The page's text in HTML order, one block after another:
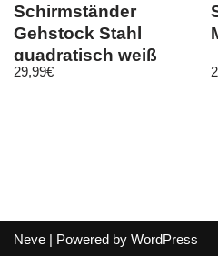
Schirmständer
Gehstock Stahl
quadratisch weiß
48,5 cm
29,99€
Neve | Powered by WordPress